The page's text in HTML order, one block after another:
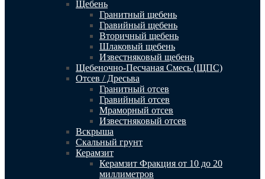
Щебень
Гранитный щебень
Гравийный щебень
Вторичный щебень
Шлаковый щебень
Известняковый щебень
Щебеночно-Песчаная Смесь (ЩПС)
Отсев / Дресьва
Гранитный отсев
Гравийный отсев
Мраморный отсев
Известняковый отсев
Вскрыша
Скальный грунт
Керамзит
Керамзит Фракция от 10 до 20
миллиметров